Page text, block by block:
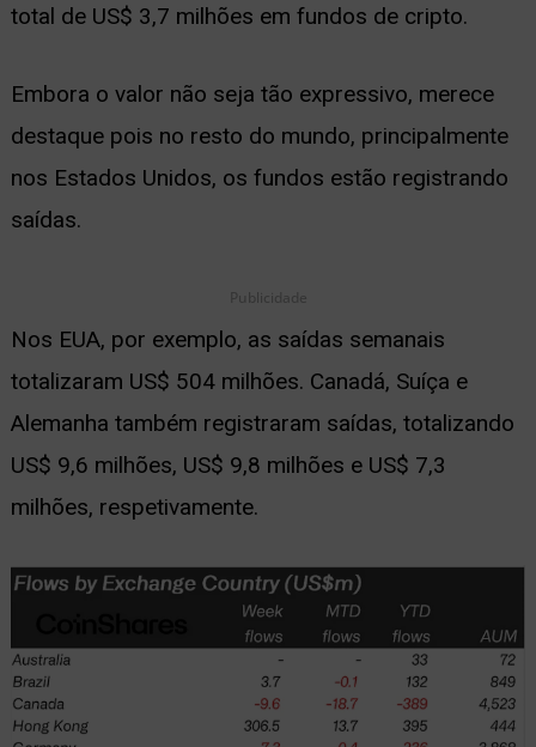
total de US$ 3,7 milhões em fundos de cripto.
Embora o valor não seja tão expressivo, merece
destaque pois no resto do mundo, principalmente
nos Estados Unidos, os fundos estão registrando
saídas.
Publicidade
Nos EUA, por exemplo, as saídas semanais
totalizaram US$ 504 milhões. Canadá, Suíça e
Alemanha também registraram saídas, totalizando
US$ 9,6 milhões, US$ 9,8 milhões e US$ 7,3
milhões, respetivamente.